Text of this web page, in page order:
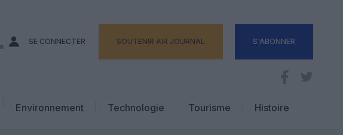
SE CONNECTER SOUTENIR AIR JOURNAL S'ABONNER
Environnement Technologie
Tourisme
Histoire